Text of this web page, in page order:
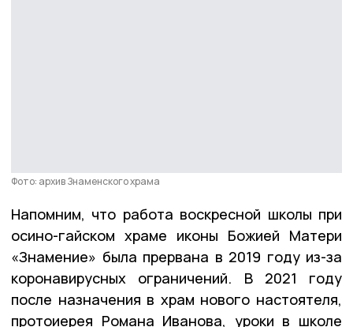
Фото: архив Знаменского храма
Напомним, что работа воскресной школы при
осино-гайском храме иконы Божией Матери
«Знамение» была прервана в 2019 году из-за
коронавирусных ограничений. В 2021 году
после назначения в храм нового настоятеля,
протоиерея Романа Иванова, уроки в школе